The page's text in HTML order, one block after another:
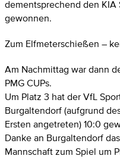
dementsprechend den KIA
gewonnen.
Zum Elfmeterschießen –
Am Nachmittag war dann
PMG CUPs.
Um Platz 3 hat der VfL
Burgaltendorf (aufgrund
Ersten angetreten) 10:0
Danke an Burgaltendorf
Mannschaft zum Spiel um